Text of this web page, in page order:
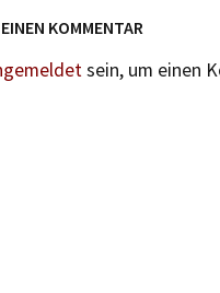
KOMMENTAR
sein, um einen